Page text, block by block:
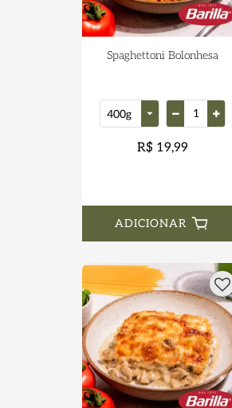
Spaghettoni Bolonhesa
R$ 19,99
ADICIONAR